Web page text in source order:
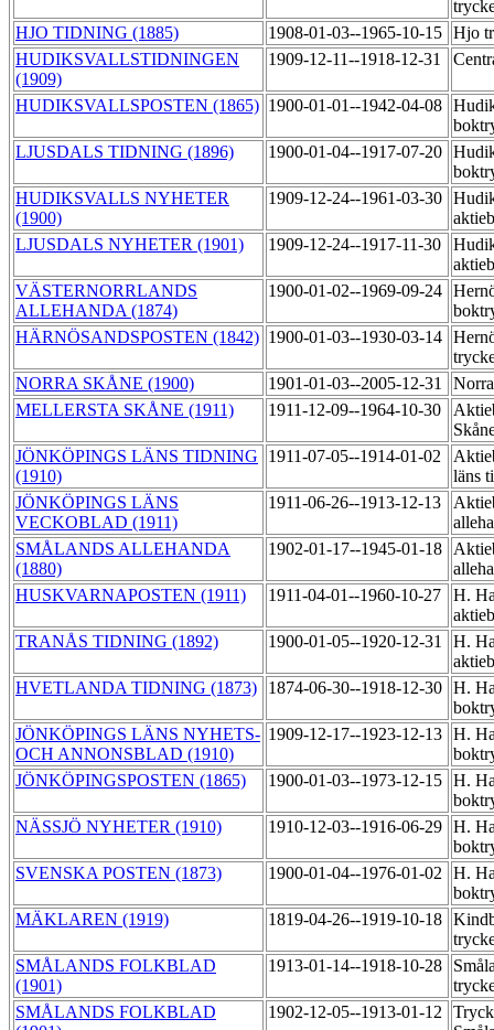
HJO TIDNING (1885)
1908-01-03--1965-10-15 Hjo
HUDIKSVALLSTIDNINGEN
(1909)
1909-12-11--1918-12-31
HUDIKSVALLSPOSTEN (1865) 1900-01-01--1942-04-08
LJUSDALS TIDNING (1896)
1900-01-04--1917-07-20
HUDIKSVALLS NYHETER
(1900)
1909-12-24--1961-03-30
LJUSDALS NYHETER (1901)
1909-12-24--1917-11-30
VÄSTERNORRLANDS
ALLEHANDA (1874)
1900-01-02--1969-09-24
HÄRNÖSANDSPOSTEN (1842) 1900-01-03--1930-03-14
NORRA SKÅNE (1900)
1901-01-03--2005-12-31
MELLERSTA SKÅNE (1911)
1911-12-09--1964-10-30
JÖNKÖPINGS LÄNS TIDNING
(1910)
1911-07-05--1914-01-02
läns
JÖNKÖPINGS LÄNS
VECKOBLAD (1911)
1911-06-26--1913-12-13
SMÅLANDS ALLEHANDA
(1880)
1902-01-17--1945-01-18
HUSKVARNAPOSTEN (1911)
1911-04-01--1960-10-27
H.
TRANÅS TIDNING (1892)
1900-01-05--1920-12-31
H.
HVETLANDA TIDNING (1873)
1874-06-30--1918-12-30 H.
JÖNKÖPINGS LÄNS NYHETS-
OCH ANNONSBLAD (1910)
1909-12-17--1923-12-13 H.
JÖNKÖPINGSPOSTEN (1865)
1900-01-03--1973-12-15 H.
NÄSSJÖ NYHETER (1910)
1910-12-03--1916-06-29 H.
SVENSKA POSTEN (1873)
1900-01-04--1976-01-02
H.
MÄKLAREN (1919)
1819-04-26--1919-10-18
SMÅLANDS FOLKBLAD
(1901)
1913-01-14--1918-10-28
SMÅLANDS FOLKBLAD
1902-12-05--1913-01-12